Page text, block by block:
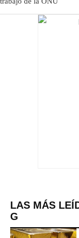
LAS MÁS
G